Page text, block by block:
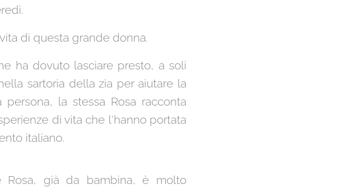
di questa grande donna.
ha dovuto lasciare presto, a soli
sartoria della zia per aiutare la
la stessa Rosa racconta
di vita che l'hanno portata
italiano.
Rosa, già da bambina, è molto